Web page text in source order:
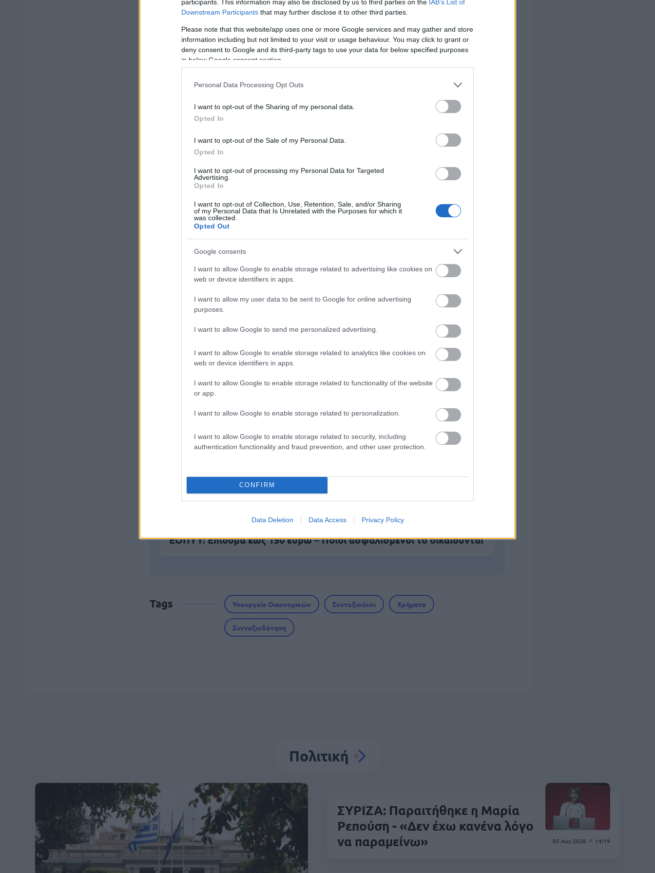
participants. This information may also be disclosed by us to third parties on the IAB’s List of
Downstream Participants that may further disclose it to other third parties.
Please note that this website/app uses one or more Google services and may gather and store
information including but not limited to your visit or usage behaviour. You may click to grant or
deny consent to Google and its third-party tags to use your data for below specified purposes
in below Google consent section.
Personal Data Processing Opt Outs
I want to opt-out of the Sharing of my personal data.
Opted In
I want to opt-out of the Sale of my Personal Data.
Opted In
I want to opt-out of processing my Personal Data for Targeted
Advertising.
Opted In
I want to opt-out of Collection, Use, Retention, Sale, and/or Sharing
of my Personal Data that Is Unrelated with the Purposes for which it
was collected.
Opted Out
Google consents
I want to allow Google to enable storage related to advertising like cookies on
web or device identifiers in apps.
I want to allow my user data to be sent to Google for online advertising
purposes.
I want to allow Google to send me personalized advertising.
I want to allow Google to enable storage related to analytics like cookies on
web or device identifiers in apps.
I want to allow Google to enable storage related to functionality of the website
or app.
I want to allow Google to enable storage related to personalization.
I want to allow Google to enable storage related to security, including
authentication functionality and fraud prevention, and other user protection.
CONFIRM
Data Deletion Data Access Privacy Policy
Δεν μπορούμε αυτό να το υπερβούμε κατά 1 ευρώ. Αν το υπερβούμε κατά 1 ευρώ
διαδικασία υπερβολικού ελλείμματος
μέτρα. Άρα η αντιπολίτευση, αν έχει αυτή την άποψη, αφού καταλάβει πώς δουλεύει το
ευρωπαϊκό δημοσιονομικό πλαίσιο, πρέπει να έρθει και να πει τι; Αν θέλουν παραπάνω
μέτρα πρέπει να μας πουν ποιόν θα φορολογήσουν, πότε και πώς. Από πού θα τα
ΑΣΕΠ: Πιστοποίηση Αγγλικών σε μόνο 2 ημέρες στα χέρια σας
μέρες
Μάθε πρώτος όλες τις σημαντικές ειδήσεις.
Βάλε το proson.gr στα αποτελέσματα αναζήτησης της Google
ΟΠΕΚΑ: Μηνιαίο επίδομα έως 210 ευρώ - Πώς θα τα πάρετε
Προσωπικός Βοηθός: Ανοίγουν οι αιτήσεις στις 24 Αυγούστου – Τι
αλλάζει στο πρόγραμμα
Σωφρονιστικά καταστήματα: 416 προσλήψεις χωρίς πτυχίο - Πού
κάνετε αίτηση
ΕΟΠΥΥ: Επίδομα έως 150 ευρώ – Ποιοι ασφαλισμένοι το δικαιούνται
Tags Υπουργείο Οικονομικών Συνταξιούχοι Χρήματα
Συνταξιοδότηση
Πολιτική
05 Αυγ 2026 14:19
ΣΥΡΙΖΑ: Παραιτήθηκε η Μαρία
Ρεπούση - «Δεν έχω κανένα λόγο
να παραμείνω»